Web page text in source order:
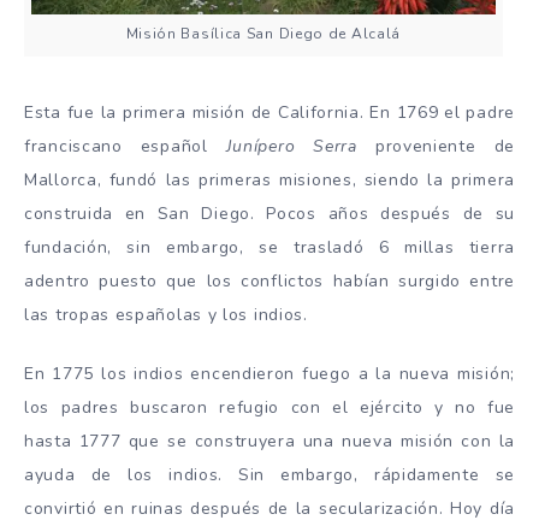
Misión Basílica San Diego de Alcalá
Esta fue la primera misión de California. En 1769 el padre
franciscano españolJunípero Serra proveniente de
Mallorca, fundó las primeras misiones, siendo la primera
construida en San Diego. Pocos años después de su
fundación, sin embargo, se trasladó 6 millas tierra
adentro puesto que los conflictos habían surgido entre
las tropas españolas y los indios.
En 1775 los indios encendieron fuego a la nueva misión;
los padres buscaron refugio con el ejército y no fue
hasta 1777 que se construyera una nueva misión con la
ayuda de los indios. Sin embargo, rápidamente se
convirtió en ruinas después de la secularización. Hoy día